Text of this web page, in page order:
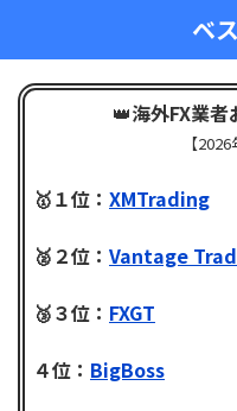
ベ
👑海外FX業
【2026
🥇１位： XMTrading
🥈２位： Vantage
🥉３位： FXGT
４位： BigBoss